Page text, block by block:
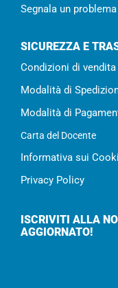
Segnala un problema
SICUREZZA E
Condizioni di vendita
Modalità di
Modalità di
Carta del Docente
Informativa sui
Privacy Policy
ISCRIVITI ALLA
AGGIORNATO!